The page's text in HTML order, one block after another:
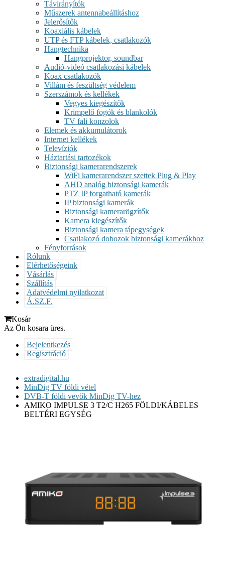
Távirányítók
Műszerek antennabeállításhoz
Jelerősítők
Koaxiális kábelek
UTP és FTP kábelek, csatlakozók
Hangtechnika
Hangprojektor, soundbar
Audió-videó csatlakozási kábelek
Koax csatlakozók
Villám és feszültség védelem
Szerszámok és kellékek
Vegyes kiegészítők
Krimpelő fogók és blankolók
TV fali konzolok
Elemek és akkumulátorok
Internet kellékek
Televíziók
Háztartási tartozékok
Biztonsági kamerarendszerek
WiFi kamerarendszer szettek Plug & Play
AHD analóg biztonsági kamerák
PTZ IP forgatható kamerák
IP biztonsági kamerák
Biztonsági kamerarögzítők
Kamera kiegészítők
Biztonsági kamera tápegységek
Csatlakozó dobozok biztonsági kamerákhoz
Fényforrások
Rólunk
Elérhetőségeink
Vásárlás
Szállítás
Adatvédelmi nyilatkozat
Á.SZ.F.
Kosár
Az Ön kosara üres.
Bejelentkezés
Regisztráció
extradigital.hu
MinDig TV földi vétel
DVB-T földi vevők MinDig TV-hez
AMIKO IMPULSE 3 T2/C H265 FÖLDI/KÁBELES
BELTÉRI EGYSÉG